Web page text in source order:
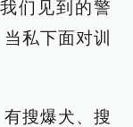
们见到的警
私下面对训
搜爆犬、搜